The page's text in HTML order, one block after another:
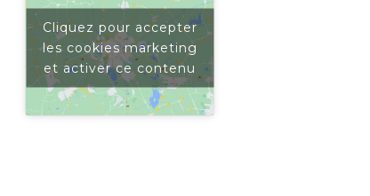
Cliquez pour accepter
les cookies marketing
et activer ce contenu